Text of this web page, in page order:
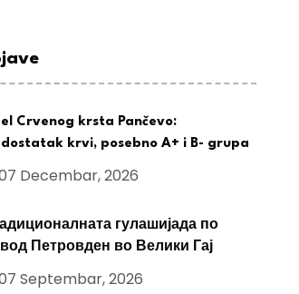
Crvenog krsta Pančevo:
krvi, posebno A+ i B- grupa
Decembar, 2026
гулашијада по
Петровден во Велики Гај
Septembar, 2026